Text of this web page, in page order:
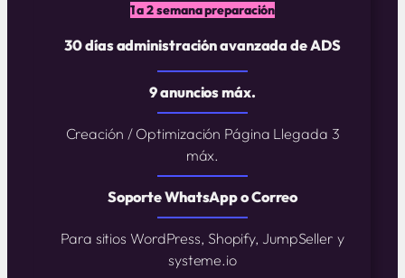
1 a 2 semana preparación
30 días administración avanzada de ADS
9 anuncios máx.
Creación / Optimización Página Llegada 3
máx.
Soporte WhatsApp o Correo
Para sitios WordPress, Shopify, JumpSeller y
systeme.io